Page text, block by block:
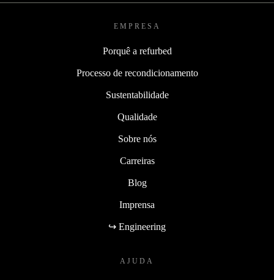
EMPRESA
Porquê a refurbed
Processo de recondicionamento
Sustentabilidade
Qualidade
Sobre nós
Carreiras
Blog
Imprensa
↪ Engineering
AJUDA